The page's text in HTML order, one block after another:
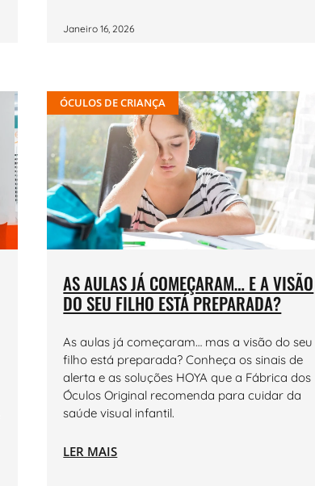
Janeiro 16, 2026
ÓCULOS DE CRIANÇA
AS AULAS JÁ COMEÇARAM… E A VISÃO
DO SEU FILHO ESTÁ PREPARADA?
As aulas já começaram… mas a visão do seu
filho está preparada? Conheça os sinais de
alerta e as soluções HOYA que a Fábrica dos
Óculos Original recomenda para cuidar da
saúde visual infantil.
LER MAIS